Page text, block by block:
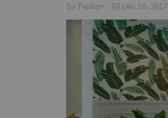
By Fashion
Posted
on
julio 10, 2017